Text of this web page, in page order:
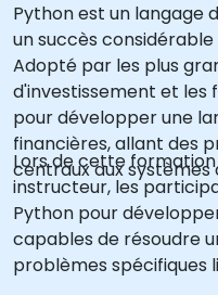
Python est un langage
un succès
Adopté par les plus
d'investissement et les
pour développer une
financières, allant des
centraux aux systèmes
Lors de cette
instructeur, les
Python pour
capables de résoudre
problèmes spécifiques